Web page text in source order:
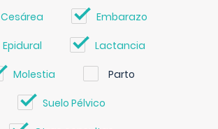
Cesárea Embarazo
Epidural Lactancia
Molestia Parto
Suelo Pélvico